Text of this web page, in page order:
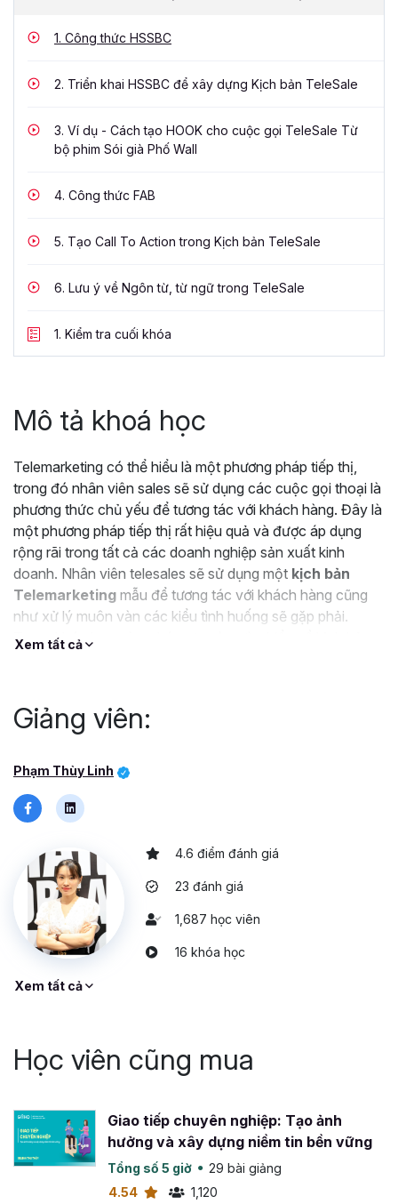
1. Công thức HSSBC
2. Triển khai HSSBC để xây dựng Kịch bản TeleSale
3. Ví dụ - Cách tạo HOOK cho cuộc gọi TeleSale Từ
bộ phim Sói già Phố Wall
4. Công thức FAB
5. Tạo Call To Action trong Kịch bản TeleSale
6. Lưu ý về Ngôn từ, từ ngữ trong TeleSale
1. Kiểm tra cuối khóa
Mô tả khoá học
Telemarketing có thể hiểu là một phương pháp tiếp thị,
trong đó nhân viên sales sẽ sử dụng các cuộc gọi thoại là
phương thức chủ yếu để tương tác với khách hàng. Đây là
một phương pháp tiếp thị rất hiệu quả và được áp dụng
rộng rãi trong tất cả các doanh nghiệp sản xuất kinh
doanh. Nhân viên telesales sẽ sử dụng một kịch bản
Telemarketing mẫu để tương tác với khách hàng cũng
như xử lý muôn vàn các kiểu tình huống sẽ gặp phải.
Trong khóa học này, chúng ta cùng tìm hiểu về kịch bản
Xem tất cả
Giảng viên:
Phạm Thùy Linh
4.6 điểm đánh giá
23 đánh giá
1,687 học viên
16 khóa học
Xem tất cả
Học viên cũng mua
Giao tiếp chuyên nghiệp: Tạo ảnh
hưởng và xây dựng niềm tin bền vững
Tổng số 5 giờ
29 bài giảng
4.54
1,120